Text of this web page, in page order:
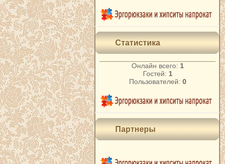
Статистика
Онлайн всего: 1
Гостей: 1
Пользователей: 0
Партнеры